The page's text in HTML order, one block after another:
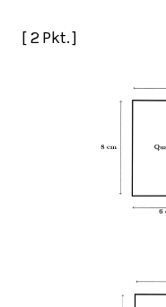
[ 2 Pkt. ]